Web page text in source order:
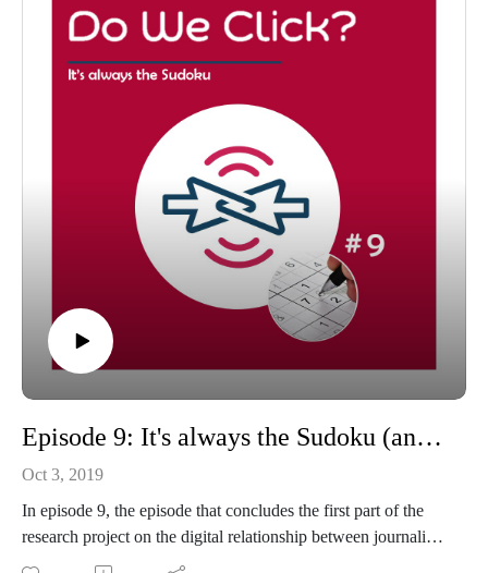
Episode 9: It's always the Sudoku (and other interesting results of Do we click part 1)
Oct 3, 2019
In episode 9, the episode that concludes the first part of the
research project on the digital relationship between journalists
and their audiences, Mijke looks back at her research so far,